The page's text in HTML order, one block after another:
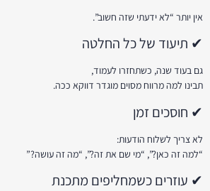
אין יותר “לא ידעתי שזה חשוב”.
✔ תיעוד של כל החלטה
גם בעוד שנה, כשתחזרו לעמוד,
תבינו למה מרווח מסוים מוגדר דווקא ככה.
✔ חוסכים זמן
לא צריך לשלוח הודעות:
“למה זה כאן?”, “מי שם את זה?”, “מה זה עושה?”
✔ עוזרים כשמחליפים מתכנת